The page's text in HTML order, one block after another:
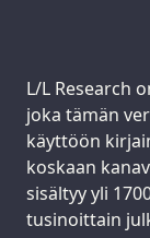
Support us:
L/L Research
joka tämän
käyttöön
koskaan
sisältyy yli
tusinoittain